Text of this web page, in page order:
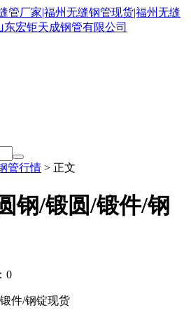
管行情 > 正文
钢/锻圆/锻件/钢
0
件/钢锭现货